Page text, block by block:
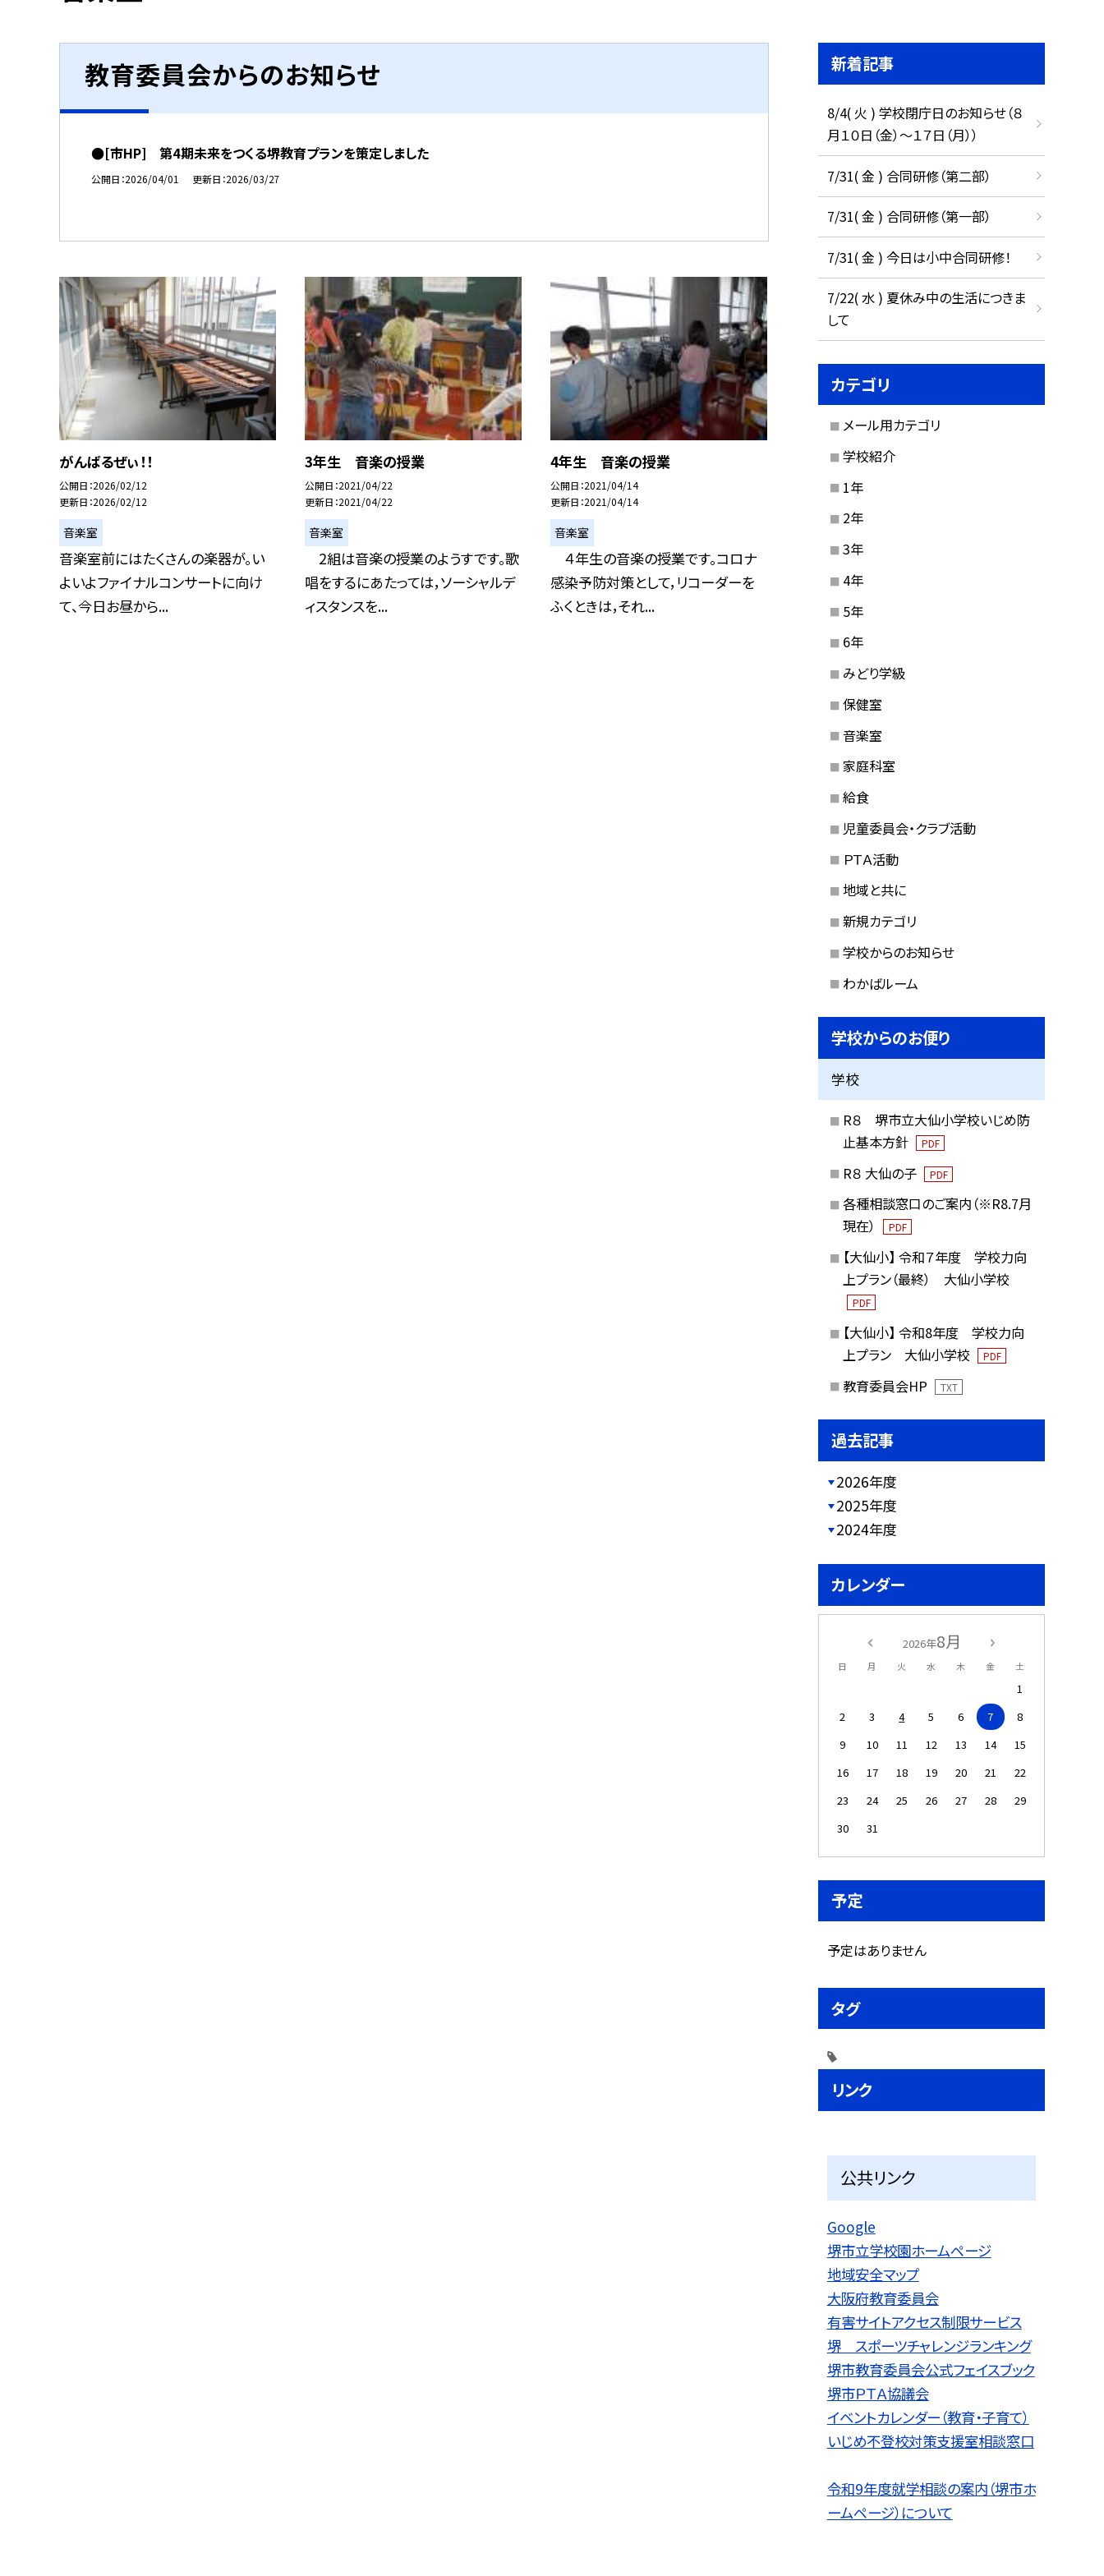
教育委員会からのお知らせ
●[市HP] 第4期未来をつくる堺教育プランを策定しました
公開日 2026/04/01 更新日 2026/03/27
がんばるぜぃ！！
公開日 2026/02/12
更新日 2026/02/12
音楽室
音楽室前にはたくさんの楽器が。い
よいよファイナルコンサートに向け
て、今日お昼から...
3年生 音楽の授業
公開日 2021/04/22
更新日 2021/04/22
音楽室
2組は音楽の授業のようすです。歌
唱をするにあたっては，ソーシャルデ
ィスタンスを...
4年生 音楽の授業
公開日 2021/04/14
更新日 2021/04/14
音楽室
４年生の音楽の授業です。コロナ
感染予防対策として，リコーダーを
ふくときは，それ...
新着記事
8/4( 火 ) 学校閉庁日のお知らせ（８
月１０日（金）～１７日（月））
7/31( 金 ) 合同研修（第二部）
7/31( 金 ) 合同研修（第一部）
7/31( 金 ) 今日は小中合同研修！
7/22( 水 ) 夏休み中の生活につきま
して
カテゴリ
メール用カテゴリ
学校紹介
1年
2年
3年
4年
5年
6年
みどり学級
保健室
音楽室
家庭科室
給食
児童委員会・クラブ活動
ＰＴＡ活動
地域と共に
新規カテゴリ
学校からのお知らせ
わかばルーム
学校からのお便り
学校
R８ 堺市立大仙小学校いじめ防
止基本方針
PDF
R８ 大仙の子 PDF
各種相談窓口のご案内（※R8.7月
現在）
PDF
【大仙小】 令和７年度 学校力向
上プラン（最終） 大仙小学校
PDF
【大仙小】 令和8年度 学校力向
上プラン 大仙小学校
PDF
教育委員会HP TXT
過去記事
2026年度
2025年度
2024年度
カレンダー
2026年8月
日 月 火 水 木 金 土
1
2
3 4 5 6 7
8
9
10 11 12 13 14
15
16
17 18 19 20 21
22
23
24 25 26 27 28
29
30
31
予定
予定はありません
タグ
リンク
公共リンク
Google
堺市立学校園ホームページ
地域安全マップ
大阪府教育委員会
有害サイトアクセス制限サービス
堺 スポーツチャレンジランキング
堺市教育委員会公式フェイスブック
堺市ＰＴＡ協議会
イベントカレンダー（教育・子育て）
いじめ不登校対策支援室相談窓口
令和9年度就学相談の案内（堺市ホ
ームページ）について